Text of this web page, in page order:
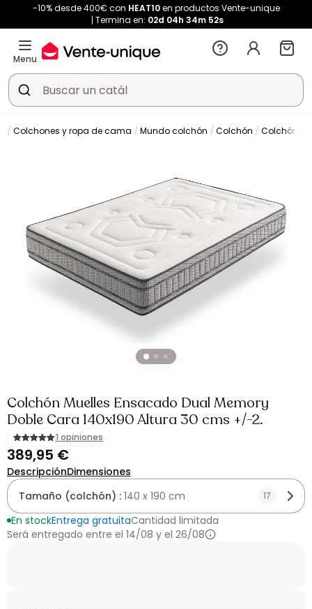
-10% desde 400€ con HEAT10en productos Vente-unique
Termina en: 02d 04h 34m 52s
Menu
Colchones y ropa de cama Mundo colchón Colchón Colchón
Colchón Muelles Ensacado Dual Memory
Doble Cara 140x190 Altura 30 cms +/-2.
1 opiniones
389,95 €
DescripciónDimensiones
Tamaño (colchón) : 140 x 190 cm 17
En stockEntrega gratuitaCantidad limitada
Será entregado entre el 14/08 y el 26/08